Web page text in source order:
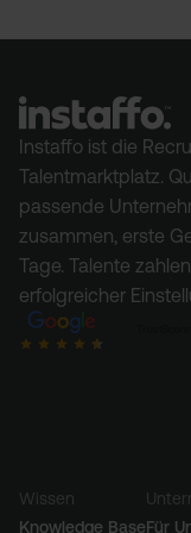
Instaffo ist die
Talentmarktplatz.
passende
zusammen, erste
Tage. Talente
erfolgreicher
Für
Wissen
Knowledge Base